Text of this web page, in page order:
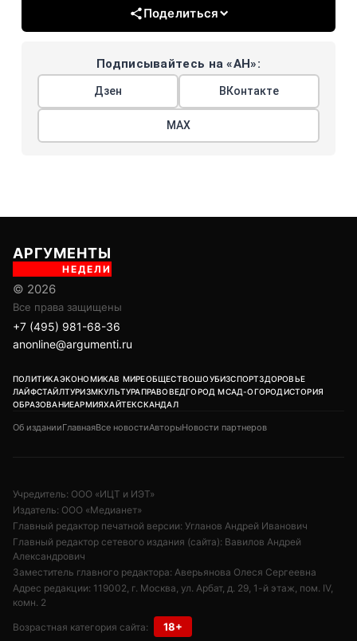
Поделиться
Подписывайтесь на «АН»:
Дзен ВКонтакте
МАХ
АРГУМЕНТЫ
НЕДЕЛИ
© 2026
Все права защищены
+7 (495) 981-68-36
anonline@argumenti.ru
ПОЛИТИКАЭКОНОМИКАВ МИРЕОБЩЕСТВОШОУБИЗСПОРТЗДОРОВЬЕ
ЛАЙФСТАЙЛТУРИЗМКУЛЬТУРАПРАВОВЕДГОРОД МСАД-ОГОРОДИСТОРИЯ
ОБРАЗОВАНИЕАРМИЯХАЙТЕКСКАНДАЛ
Об изданииГлавнаяВсе новостиАвторыНовости партнеров
Учредитель: ООО «ИЦТ и ИЭТ»
Издатель: ООО «Медианет»
Главный редактор печатной версии: Угланов Андрей Иванович
Главный редактор сетевого издания (сайта): Вавилов Андрей
Александрович
Заместитель главного редактора: Аверьянова Олеся Сергеевна
Адрес редакции: 119002, г. Москва, ул. Арбат, д. 29, 1-й этаж, пом. IV,
комн. 2
Возрастная категория сайта: 18+